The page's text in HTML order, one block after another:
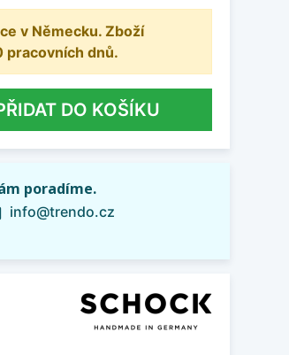
v Německu. Zboží
pracovních dnů.
DO KOŠÍKU
poradíme.
info@trendo.cz